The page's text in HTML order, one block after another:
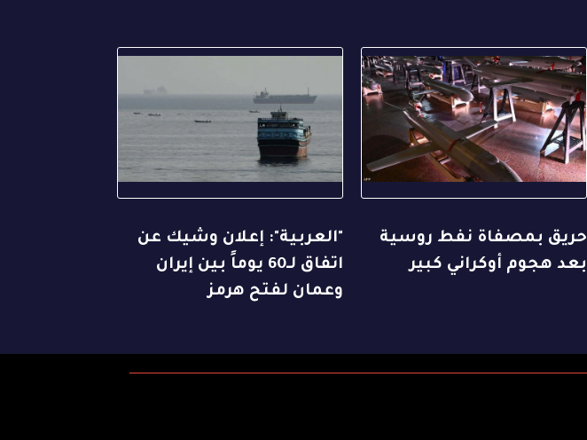
حريق بمصفاة نفط روسية
بعد هجوم أوكراني كبير
"العربية": إعلان وشيك عن
اتفاق لـ60 يوماً بين إيران
وعمان لفتح هرمز